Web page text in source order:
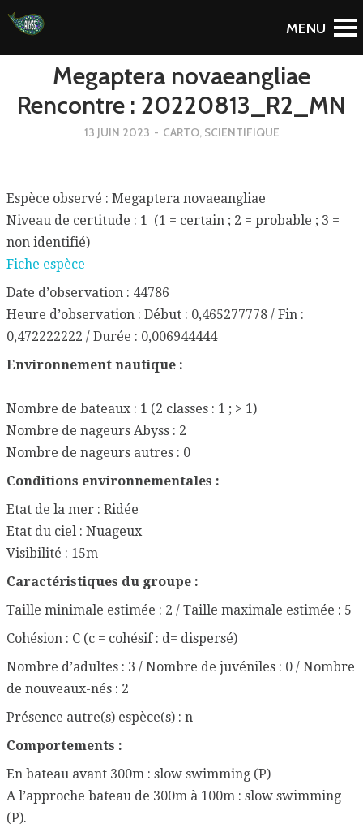
To Blog
Megaptera novaeangliae
Rencontre : 20220813_R2_MN
13 JUIN 2023 - CARTO, SCIENTIFIQUE
Espèce observé : Megaptera novaeangliae
Niveau de certitude : 1 (1 = certain ; 2 = probable ; 3 =
non identifié)
Fiche espèce
Date d’observation : 44786
Heure d’observation : Début : 0,465277778 / Fin :
0,472222222 / Durée : 0,006944444
Environnement nautique :
Nombre de bateaux : 1 (2 classes : 1 ; > 1)
Nombre de nageurs Abyss : 2
Nombre de nageurs autres : 0
Conditions environnementales :
Etat de la mer : Ridée
Etat du ciel : Nuageux
Visibilité : 15m
Caractéristiques du groupe :
Taille minimale estimée : 2 / Taille maximale estimée : 5
Cohésion : C (c = cohésif : d= dispersé)
Nombre d’adultes : 3 / Nombre de juvéniles : 0 / Nombre
de nouveaux-nés : 2
Présence autre(s) espèce(s) : n
Comportements :
En bateau avant 300m : slow swimming (P)
A l’approche bateau de 300m à 100m : slow swimming
(P).